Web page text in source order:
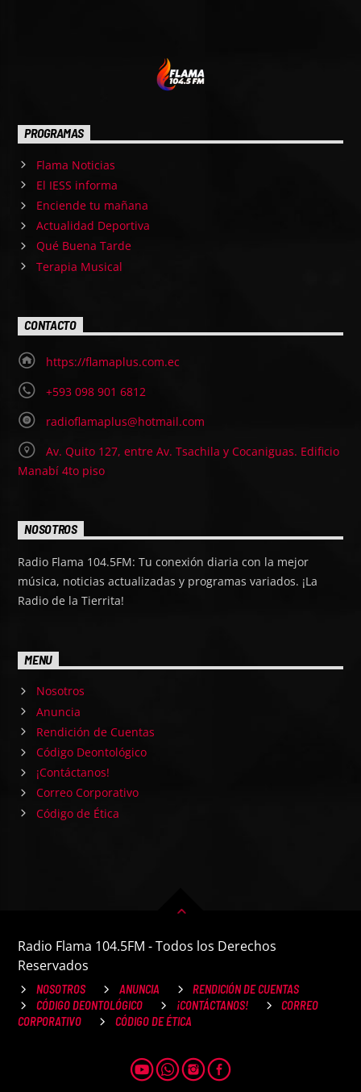
PROGRAMAS
Flama Noticias
El IESS informa
Enciende tu mañana
Actualidad Deportiva
Qué Buena Tarde
Terapia Musical
CONTACTO
https://flamaplus.com.ec
+593 098 901 6812
radioflamaplus@hotmail.com
Av. Quito 127, entre Av. Tsachila y Cocaniguas. Edificio
Manabí 4to piso
NOSOTROS
Radio Flama 104.5FM: Tu conexión diaria con la mejor
música, noticias actualizadas y programas variados. ¡La
Radio de la Tierrita!
MENU
Nosotros
Anuncia
Rendición de Cuentas
Código Deontológico
¡Contáctanos!
Correo Corporativo
Código de Ética
Radio Flama 104.5FM - Todos los Derechos
Reservados
NOSOTROS ANUNCIA
RENDICIÓN DE CUENTAS
CÓDIGO DEONTOLÓGICO
¡CONTÁCTANOS!
CORREO
CORPORATIVO
CÓDIGO DE ÉTICA